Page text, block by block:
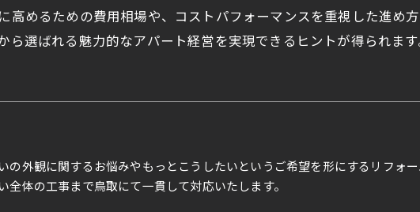
高めるための費用相場や、コストパフォーマンスを重視した進め
選ばれる魅力的なアパート経営を実現できるヒントが得られます
の外観に関するお悩みやもっとこうしたいというご希望を形にするリフォ
全体の工事まで鳥取にて一貫して対応いたします。